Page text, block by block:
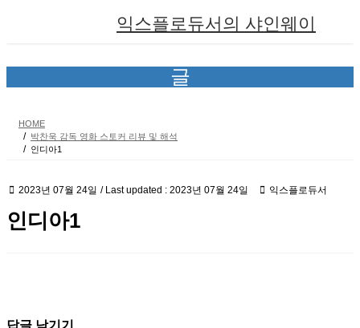
익스플로듀서의 샤인웨이
글
HOME
박찬욱 감독 영화 스토커 리뷰 및 해석
인디아1
2023년 07월 24일 / Last updated : 2023년 07월 24일 익스플로듀서
인디아1
답글 남기기